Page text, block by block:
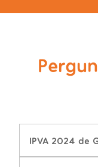
IPVA 2024 de